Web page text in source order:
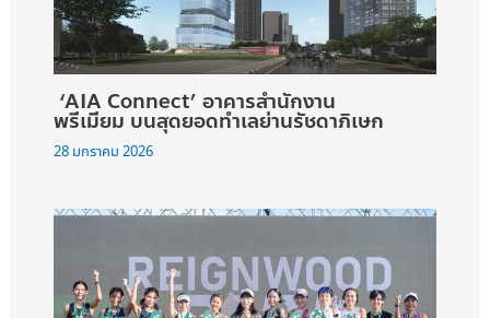
‘AIA Connect’ อาคารสำนักงาน
พรีเมียม บนสุดยอดทำเลย่านรัชดาภิเษก
28 มกราคม 2026